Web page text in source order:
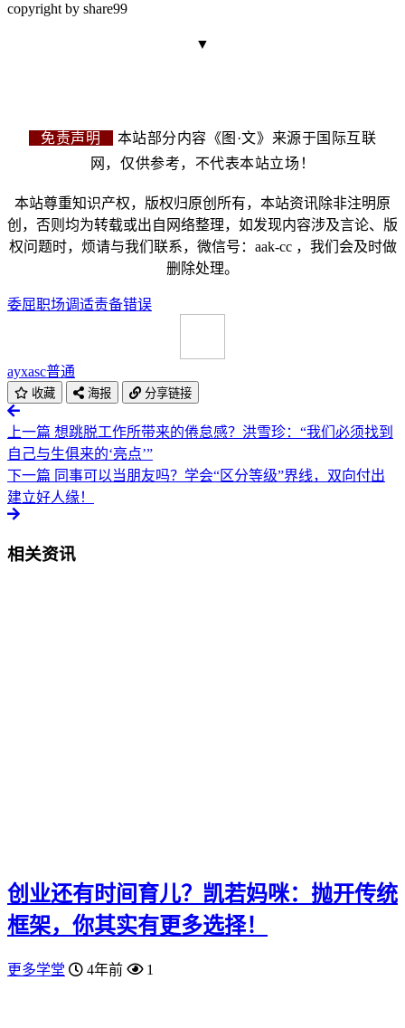
copyright by share99
▼
免责声明
本站部分内容《图·文》来源于国际互联
网，仅供参考，不代表本站立场！
本站尊重知识产权，版权归原创所有，本站资讯除非注明原
创，否则均为转载或出自网络整理，如发现内容涉及言论、版
权问题时，烦请与我们联系，微信号：aak-cc ，我们会及时做
删除处理。
委屈职场调适责备错误
ayxasc普通
收藏 海报 分享链接
上一篇 想跳脱工作所带来的倦怠感？洪雪珍：“我们必须找到
自己与生俱来的‘亮点’”
下一篇 同事可以当朋友吗？学会“区分等级”界线，双向付出
建立好人缘！
相关资讯
创业还有时间育儿？凯若妈咪：抛开传统
框架，你其实有更多选择！
更多学堂 4年前 1